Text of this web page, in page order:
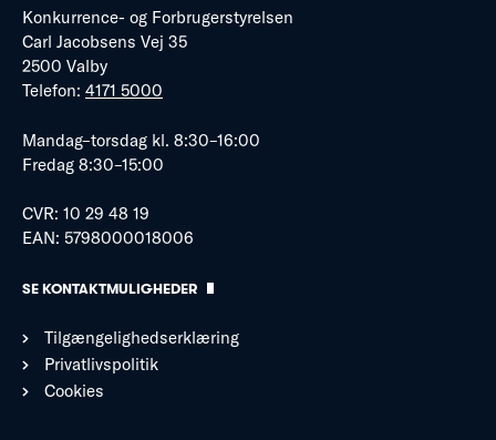
Konkurrence- og Forbrugerstyrelsen
Carl Jacobsens Vej 35
2500 Valby
Telefon: 4171 5000
Mandag–torsdag kl. 8:30–16:00
Fredag 8:30–15:00
CVR: 10 29 48 19
EAN: 5798000018006
SE KONTAKTMULIGHEDER
Tilgængelighedserklæring
Privatlivspolitik
Cookies